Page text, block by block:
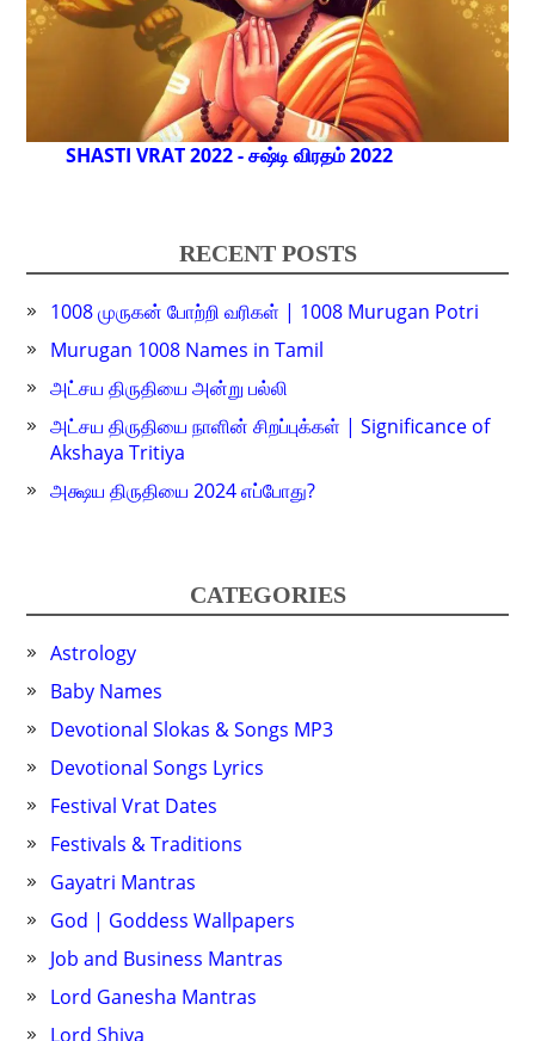
SHASTI VRAT 2022 - சஷ்டி விரதம் 2022
RECENT POSTS
1008 முருகன் போற்றி வரிகள் | 1008 Murugan Potri
Murugan 1008 Names in Tamil
அட்சய திருதியை அன்று பல்லி
அட்சய திருதியை நாளின் சிறப்புக்கள் | Significance of
Akshaya Tritiya
அக்ஷய திருதியை 2024 எப்போது?
CATEGORIES
Astrology
Baby Names
Devotional Slokas & Songs MP3
Devotional Songs Lyrics
Festival Vrat Dates
Festivals & Traditions
Gayatri Mantras
God | Goddess Wallpapers
Job and Business Mantras
Lord Ganesha Mantras
Lord Shiva